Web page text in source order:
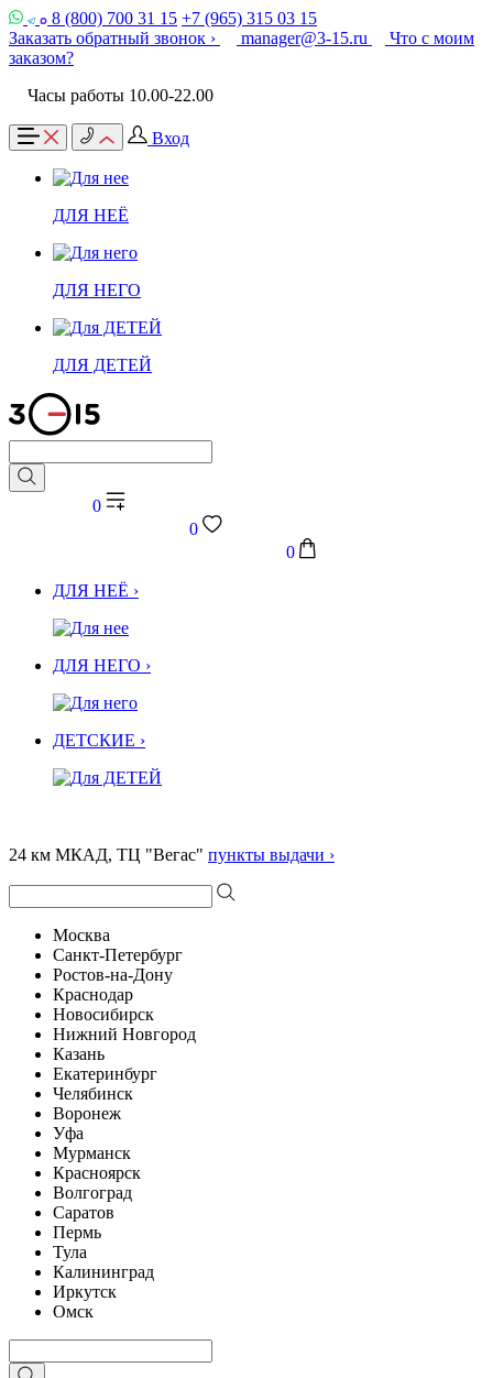
8 (800) 700 31 15 +7 (965) 315 03 15
Заказать обратный звонок ›
manager@3-15.ru
Что с моим
заказом?
Часы работы 10.00-22.00
Вход
ДЛЯ НЕЁ
ДЛЯ НЕГО
ДЛЯ ДЕТЕЙ
0
0
0
ДЛЯ НЕЁ ›
ДЛЯ НЕГО ›
ДЕТСКИЕ ›
24 км МКАД, ТЦ "Вегас" пункты выдачи ›
Москва
Санкт-Петербург
Ростов-на-Дону
Краснодар
Новосибирск
Нижний Новгород
Казань
Екатеринбург
Челябинск
Воронеж
Уфа
Мурманск
Красноярск
Волгоград
Саратов
Пермь
Тула
Калининград
Иркутск
Омск